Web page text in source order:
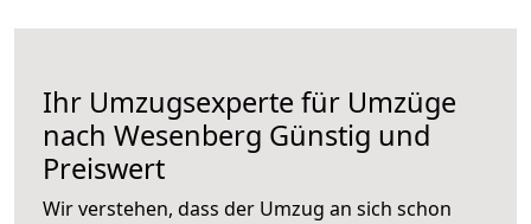
Ihr Umzugsexperte für Umzüge
nach Wesenberg Günstig und
Preiswert
Wir verstehen, dass der Umzug an sich schon